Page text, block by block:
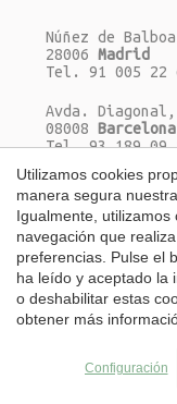
Núñez de
28006 Madrid
Tel. 91 005 22
Avda.
08008 Barcelona
Tel. 93 189 09
Escríbenos
Utilizamos cookies
manera segura
Igualmente,
navegación que
preferencias. Pulse el
ha leído y aceptado la
o deshabilitar estas
obtener más
Configuración
Guardar